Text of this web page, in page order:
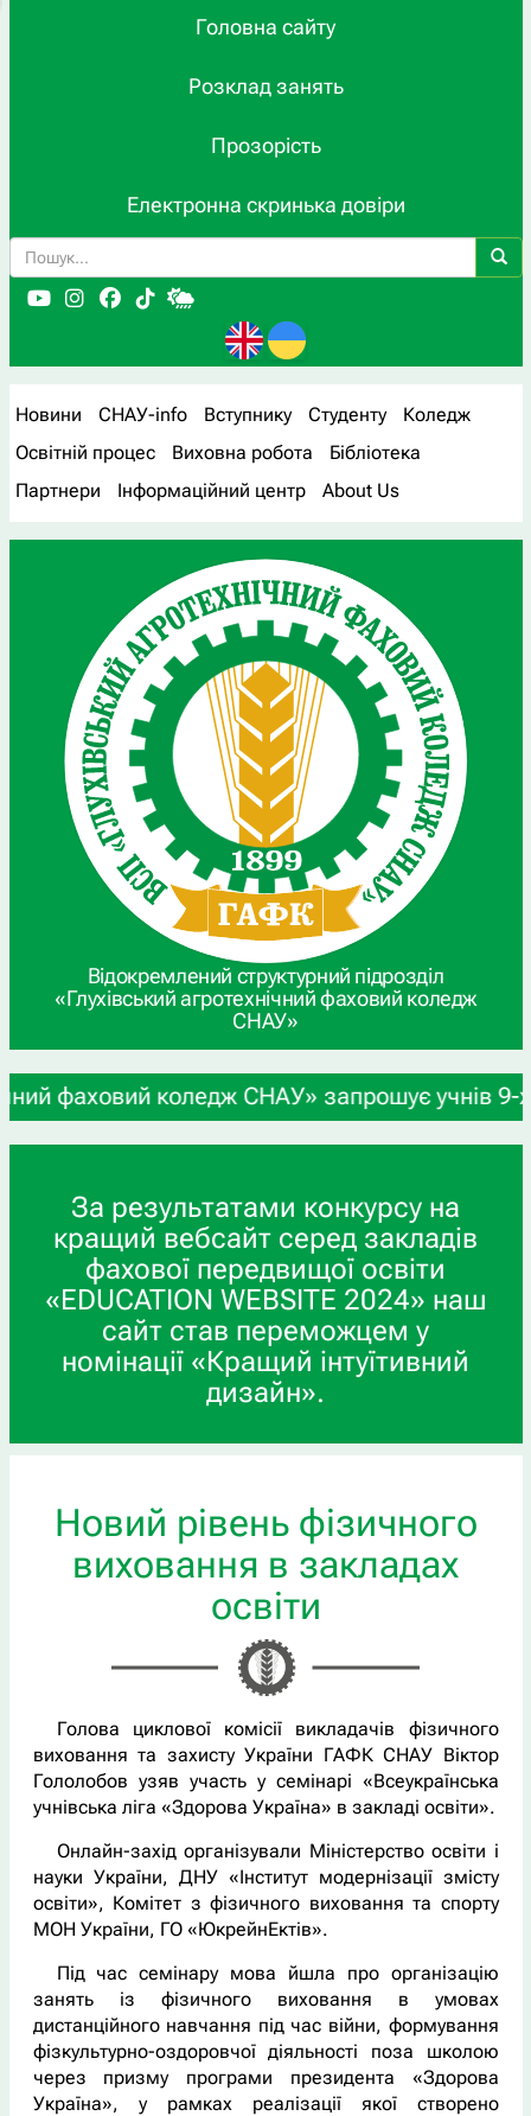
Головна сайту
Розклад занять
Прозорість
Електронна скринька довіри
Новини СНАУ-info Вступнику Студенту
Коледж
Освітній процес
Виховна робота
Бібліотека
Партнери
Інформаційний центр About Us
Відокремлений структурний підрозділ
«Глухівський агротехнічний фаховий коледж
СНАУ»
коледж СНАУ» запрошує учнів 9-х та 11-
За результатами конкурсу на
кращий вебсайт серед закладів
фахової передвищої освіти
«EDUCATION WEBSITE 2024» наш
сайт став переможцем у
номінації «Кращий інтуїтивний
дизайн».
Новий рівень фізичного
виховання в закладах
освіти
Голова циклової комісії викладачів фізичного
виховання та захисту України ГАФК СНАУ Віктор
Гололобов узяв участь у семінарі «Всеукраїнська
учнівська ліга «Здорова Україна» в закладі освіти».
Онлайн-захід організували Міністерство освіти і
науки України, ДНУ «Інститут модернізації змісту
освіти», Комітет з фізичного виховання та спорту
МОН України, ГО «ЮкрейнЕктів».
Під час семінару мова йшла про організацію
занять із фізичного виховання в умовах
дистанційного навчання під час війни, формування
фізкультурно-оздоровчої діяльності поза школою
через призму програми президента «Здорова
Україна», у рамках реалізації якої створено